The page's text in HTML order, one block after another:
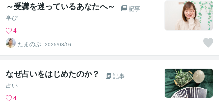
～受講を迷っているあなたへ～
記事
学び
4
たまのぶ
2025/08/16
なぜ占いをはじめたのか？
記事
占い
4